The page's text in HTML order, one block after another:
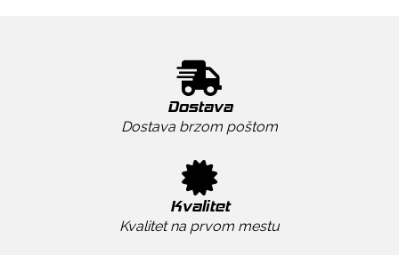
Dostava
Dostava brzom poštom
Kvalitet
Kvalitet na prvom mestu